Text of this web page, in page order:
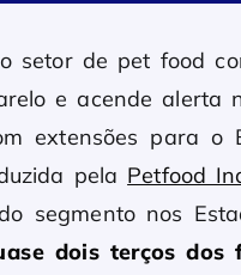
setor de pet food
e acende alerta
extensões para o
pela Petfood
segmento nos
dois terços dos